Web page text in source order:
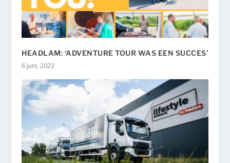
HEADLAM: ‘ADVENTURE TOUR WAS EEN SUCCES’
6 juni, 2023